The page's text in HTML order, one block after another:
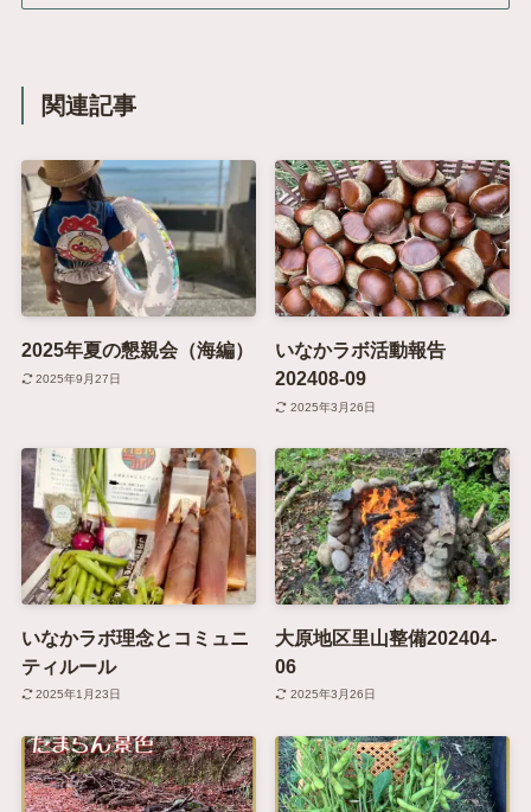
関連記事
2025年夏の懇親会（海編）
2025年9月27日
いなかラボ活動報告
202408-09
2025年3月26日
いなかラボ理念とコミュニ
ティルール
2025年1月23日
大原地区里山整備202404-
06
2025年3月26日